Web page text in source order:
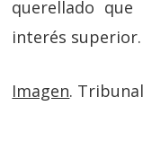
querellado
interés superior.
Imagen.